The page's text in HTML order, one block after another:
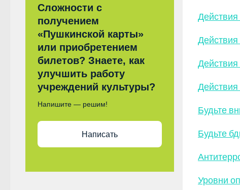
Действия
Будьте
Будьте
Уровни
Сложности с
получением
«Пушкинской карты»
или приобретением
билетов? Знаете, как
улучшить работу
учреждений культуры?
Напишите — решим!
Написать